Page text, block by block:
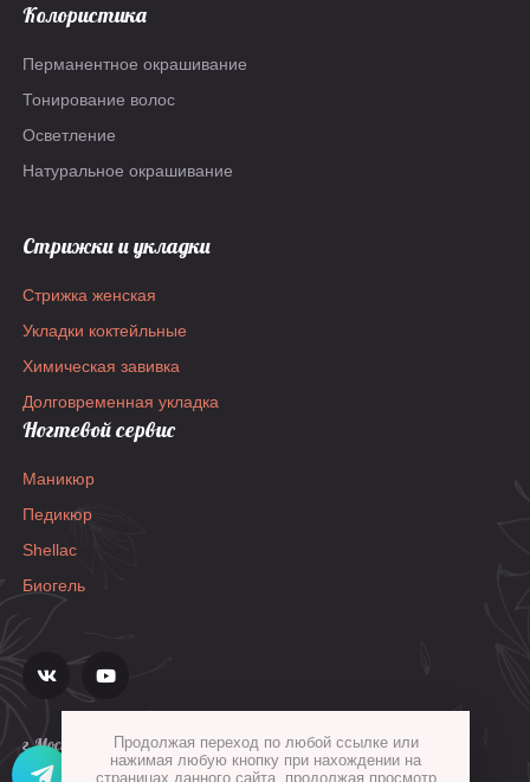
Колористика
Перманентное окрашивание
Тонирование волос
Осветление
Натуральное окрашивание
Стрижки и укладки
Стрижка женская
Укладки коктейльные
Химическая завивка
Долговременная укладка
Ногтевой сервис
Маникюр
Педикюр
Shellac
Биогель
г.Москва, ул.Гиляровского, д.36, стр.1а
Продолжая переход по любой ссылке или
нажимая любую кнопку при нахождении на
страницах данного сайта, продолжая просмотр